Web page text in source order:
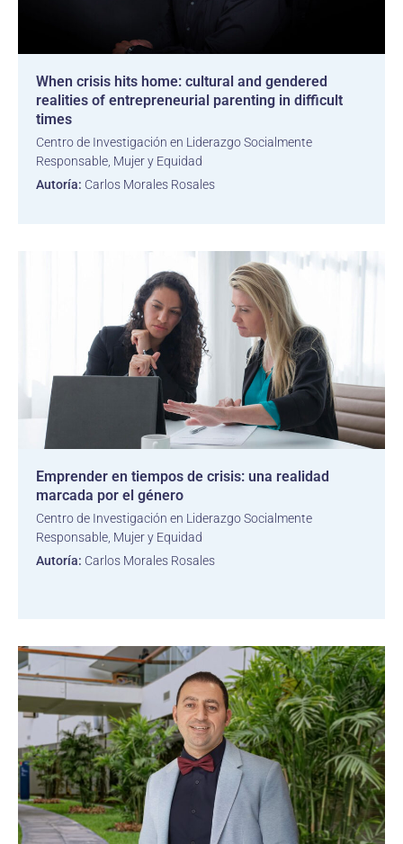
When crisis hits home: cultural and gendered
realities of entrepreneurial parenting in difficult
times
Centro de Investigación en Liderazgo Socialmente
Responsable, Mujer y Equidad
Autoría: Carlos Morales Rosales
Emprender en tiempos de crisis: una realidad
marcada por el género
Centro de Investigación en Liderazgo Socialmente
Responsable, Mujer y Equidad
Autoría: Carlos Morales Rosales